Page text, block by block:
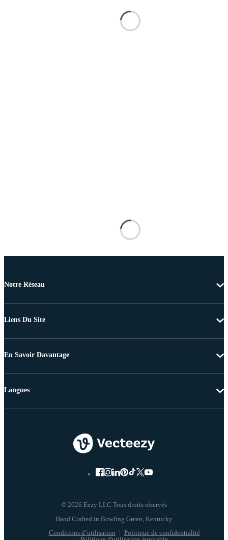
Notre Réseau
Liens Du Site
En Savoir Davantage
© 2026 Eezy LLC Tous droits réservés
Conditions d’utilisation
Politique de confidentialité
Langues